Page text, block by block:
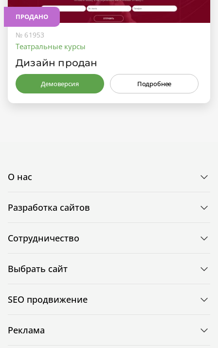
ПРОДАНО
№ 61953
Театральные курсы
Дизайн продан
Демоверсия Подробнее
О нас
Разработка сайтов
Сотрудничество
Выбрать сайт
SEO продвижение
Реклама